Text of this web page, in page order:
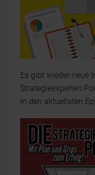
Es gibt wieder neue
Strategieexperten
in den aktuellsten